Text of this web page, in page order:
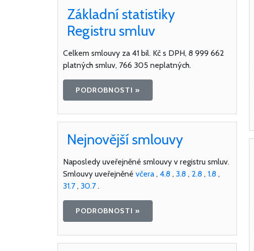
Základní statistiky
Registru smluv
Celkem smlouvy za 41 bil. Kč s DPH, 8 999 662
platných smluv, 766 305 neplatných.
PODROBNOSTI »
Nejnovější smlouvy
Naposledy uveřejněné smlouvy v registru smluv.
Smlouvy uveřejněné včera , 4.8 , 3.8 , 2.8 , 1.8 ,
31.7 , 30.7 .
PODROBNOSTI »